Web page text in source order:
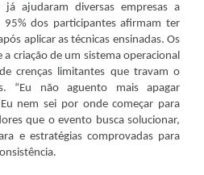
ajudaram diversas empresas a
95% dos participantes afirmam ter
aplicar as técnicas ensinadas. Os
criação de um sistema operacional
crenças limitantes que travam o
“Eu não aguento mais apagar
nem sei por onde começar para
que o evento busca solucionar,
e estratégias comprovadas para